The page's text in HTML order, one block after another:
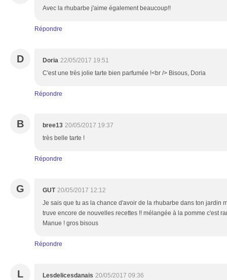
Avec la rhubarbe j'aime également beaucoup!!
Répondre
D Doria 22/05/2017 19:51
C'est une très jolie tarte bien parfumée !<br /> Bisous, Doria
Répondre
B bree13 20/05/2017 19:37
très belle tarte !
Répondre
G GUT 20/05/2017 12:12
Je sais que tu as la chance d'avoir de la rhubarbe dans ton jardin
truve encore de nouvelles recettes !! mélangée à la pomme c'est
Manue ! gros bisous
Répondre
L Lesdelicesdanais 20/05/2017 09:36